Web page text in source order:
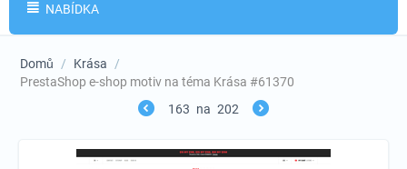
NABÍDKA
Domů / Krása
/
PrestaShop e-shop motiv na téma Krása #61370
163 na 202